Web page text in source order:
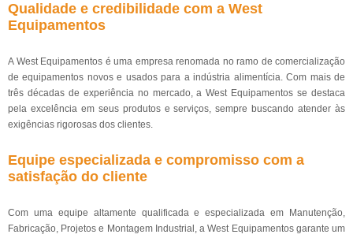
Qualidade e credibilidade com a West
Equipamentos
A West Equipamentos é uma empresa renomada no ramo de comercialização
de equipamentos novos e usados para a indústria alimentícia. Com mais de
três décadas de experiência no mercado, a West Equipamentos se destaca
pela excelência em seus produtos e serviços, sempre buscando atender às
exigências rigorosas dos clientes.
Equipe especializada e compromisso com a
satisfação do cliente
Com uma equipe altamente qualificada e especializada em Manutenção,
Fabricação, Projetos e Montagem Industrial, a West Equipamentos garante um